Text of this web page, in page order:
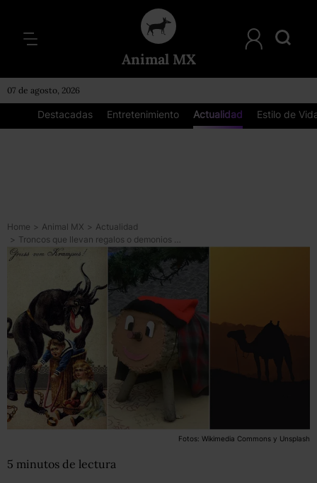
Animal MX
07 de agosto, 2026
Destacadas Entretenimiento Actualidad Estilo de
Home > Animal MX > Actualidad
>
Troncos que llevan regalos o demonios que raptan niños: *cómo se celebra la Navidad en otros países*
Fotos: Wikimedia Commons y Unsplash
5 minutos de lectura